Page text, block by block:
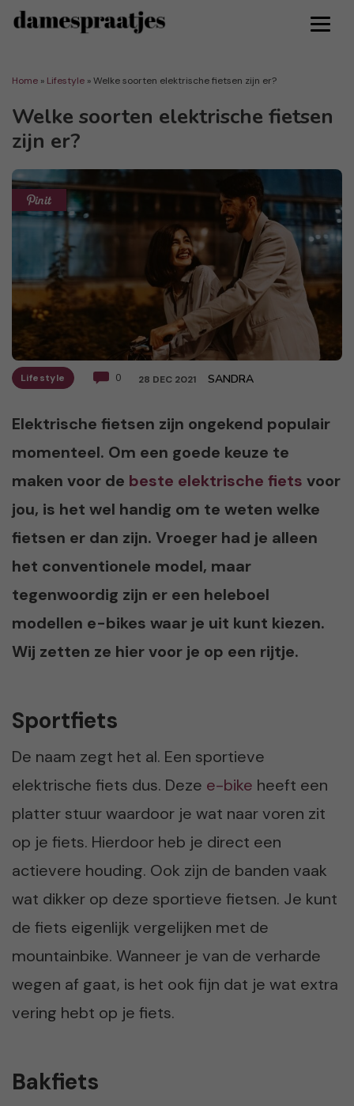
Home » Lifestyle »Welke soorten elektrische fietsen zijn er?
Welke soorten elektrische fietsen
zijn er?
Lifestyle 0 28 DEC 2021 SANDRA
Elektrische fietsen zijn ongekend populair
momenteel. Om een goede keuze te
maken voor de beste elektrische fiets voor
jou, is het wel handig om te weten welke
fietsen er dan zijn. Vroeger had je alleen
het conventionele model, maar
tegenwoordig zijn er een heleboel
modellen e-bikes waar je uit kunt kiezen.
Wij zetten ze hier voor je op een rijtje.
Sportfiets
De naam zegt het al. Een sportieve
elektrische fiets dus. Deze e-bike heeft een
platter stuur waardoor je wat naar voren zit
op je fiets. Hierdoor heb je direct een
actievere houding. Ook zijn de banden vaak
wat dikker op deze sportieve fietsen. Je kunt
de fiets eigenlijk vergelijken met de
mountainbike. Wanneer je van de verharde
wegen af gaat, is het ook fijn dat je wat extra
vering hebt op je fiets.
Bakfiets